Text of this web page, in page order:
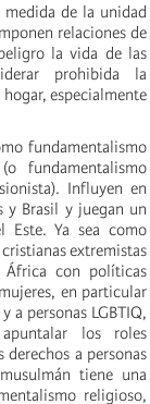
medida de la unidad
relaciones de
la vida de las
prohibida la
especialmente
fundamentalismo
fundamentalismo
Influyen en
y Brasil y juegan un
Este. Ya sea como
extremistas
África con políticas
en particular
a personas LGBTIQ,
los roles
a personas
tiene una
religioso,